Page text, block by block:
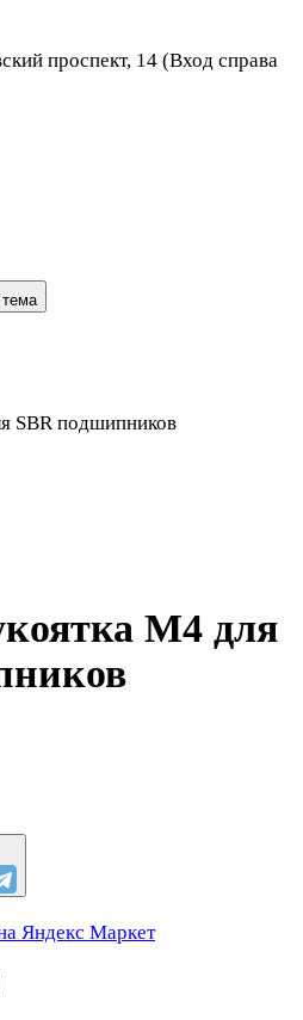
проспект, 14 (Вход справа
SBR подшипников
М4 для
Яндекс Маркет